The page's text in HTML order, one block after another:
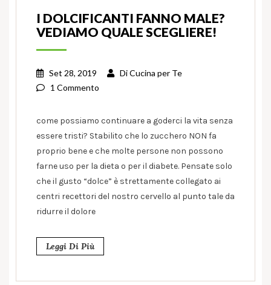
I DOLCIFICANTI FANNO MALE?
VEDIAMO QUALE SCEGLIERE!
Set 28, 2019 DiCucina per Te
1 Commento
come possiamo continuare a goderci la vita senza
essere tristi? Stabilito che lo zucchero NON fa
proprio bene e che molte persone non possono
farne uso per la dieta o per il diabete. Pensate solo
che il gusto “dolce” è strettamente collegato ai
centri recettori del nostro cervello al punto tale da
ridurre il dolore
Leggi Di Più